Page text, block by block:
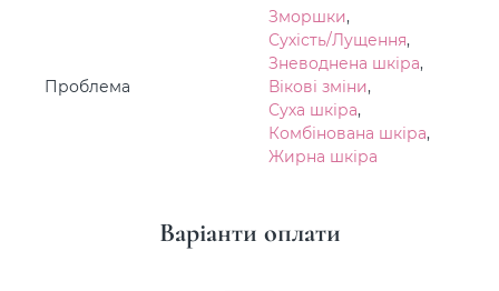
Проблема
Зморшки,
Сухість/Лущення,
Зневоднена шкіра,
Вікові зміни,
Суха шкіра,
Комбінована шкіра,
Жирна шкіра
Варіанти оплати